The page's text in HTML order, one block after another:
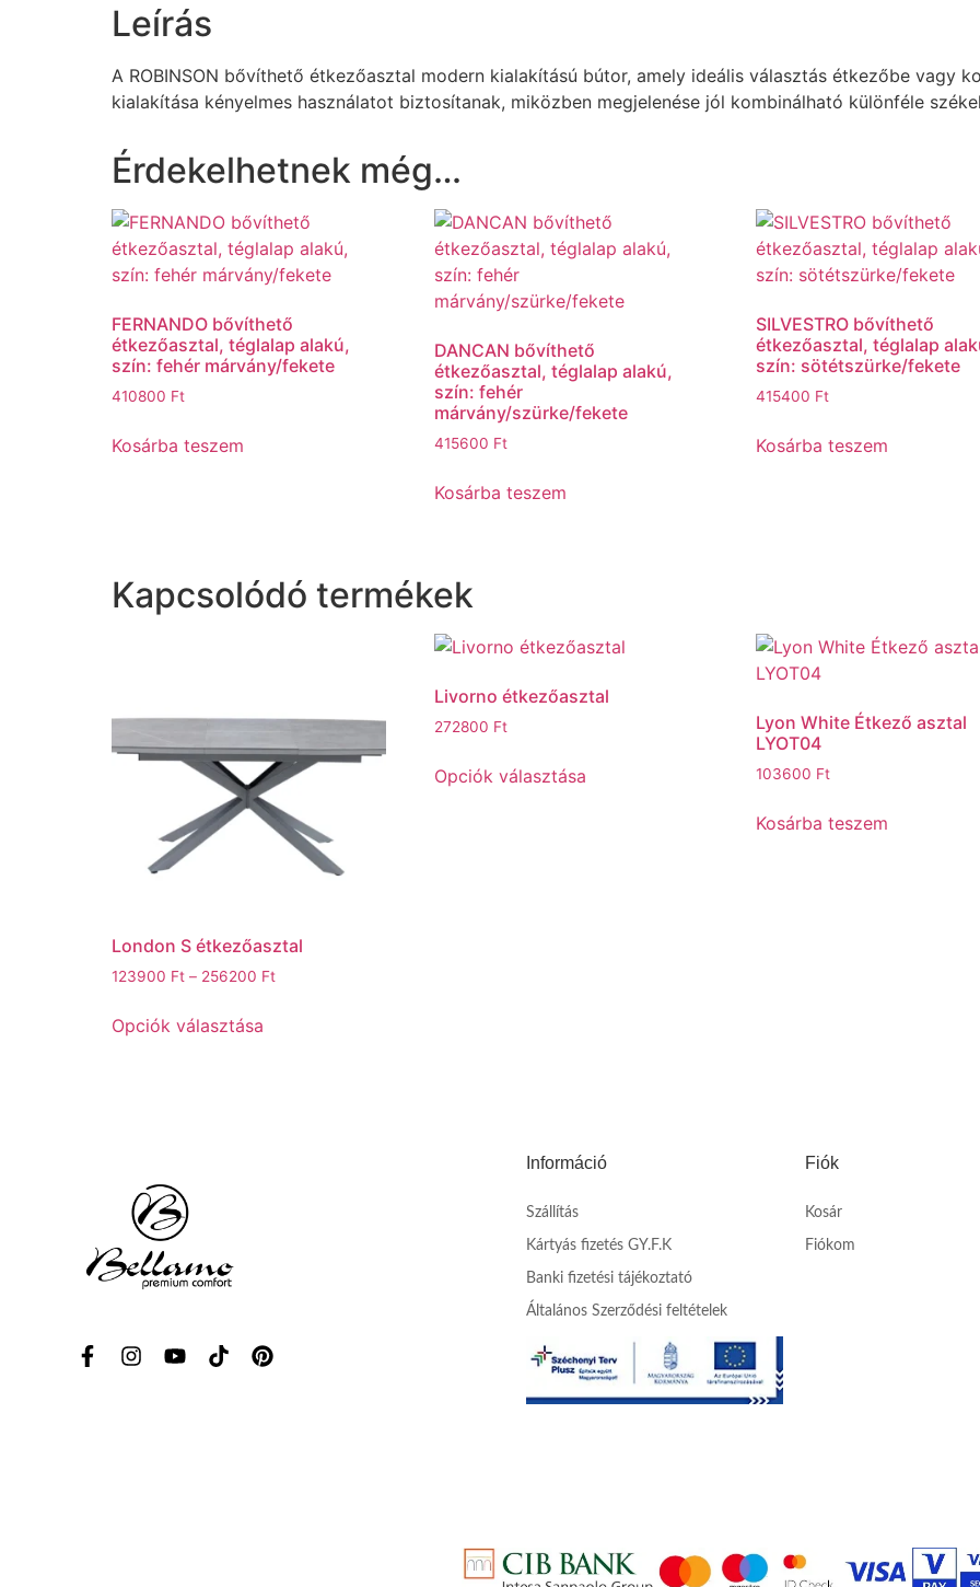
Leírás
A ROBINSON bővíthető étkezőasztal modern kialakítású bútor, amely ideális választás étkezőbe vagy
kialakítása kényelmes használatot biztosítanak, miközben megjelenése jól kombinálható különféle
Érdekelhetnek még…
FERNANDO bővíthető
étkezőasztal, téglalap alakú,
szín: fehér márvány/fekete
410800 Ft
Kosárba teszem
DANCAN bővíthető
étkezőasztal, téglalap alakú,
szín: fehér
márvány/szürke/fekete
415600 Ft
Kosárba teszem
SILVESTRO bővíthető
étkezőasztal, téglalap
szín: sötétszürke/fekete
415400 Ft
Kosárba teszem
Kapcsolódó termékek
London S étkezőasztal
123900 Ft – 256200 Ft
Opciók választása
Livorno étkezőasztal
272800 Ft
Opciók választása
Lyon White Étkező asztal
LYOT04
103600 Ft
Kosárba teszem
Információ
Szállítás
Kártyás fizetés GY.F.K
Banki fizetési tájékoztató
Általános Szerződési feltételek
Fiók
Kosár
Fiókom